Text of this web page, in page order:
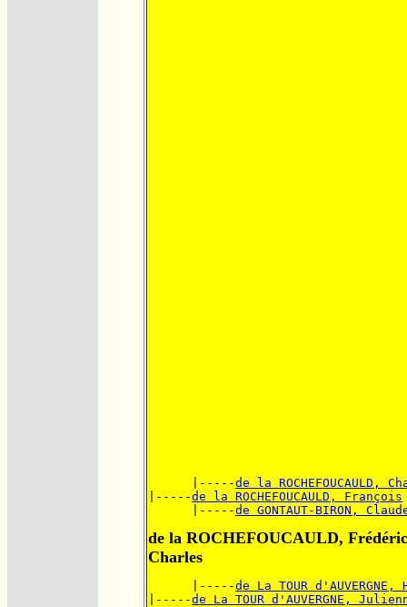
      |-----
de la ROCHEFOUCAULD,
|-----de la ROCHEFOUCAULD, François
      |-----
de GONTAUT-BIRON,
de la ROCHEFOUCAULD, Frédéric
Charles
      |-----
de La TOUR d'AUVERGNE,
|-----de La TOUR d'AUVERGNE,